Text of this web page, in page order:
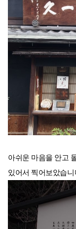
아쉬운 마음을 안고
있어서 찍어보았습니